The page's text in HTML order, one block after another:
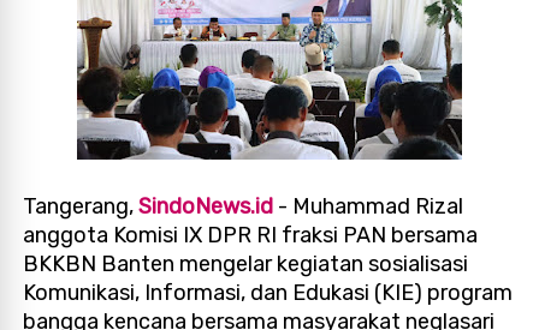
Tangerang,SindoNews.id - Muhammad Rizal
anggota Komisi IX DPR RI fraksi PAN bersama
BKKBN Banten mengelar kegiatan sosialisasi
Komunikasi, Informasi, dan Edukasi (KIE) program
bangga kencana bersama masyarakat neglasari